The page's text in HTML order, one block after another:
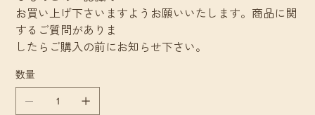
お買い上げ下さいますようお願いいたします。商品に関
するご質問がありま
したらご購入の前にお知らせ下さい。
数量